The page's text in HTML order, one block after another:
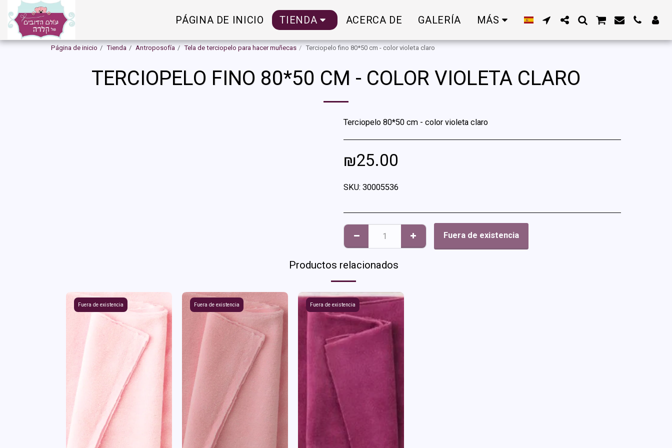
PÁGINA DE INICIO TIENDA ACERCA DE GALERÍA MÁS
Página de inicio Tienda Antroposofía Tela de terciopelo para hacer muñecas Terciopelo fino 80*50 cm - color violeta claro
TERCIOPELO FINO 80*50 CM - COLOR VIOLETA CLARO
Terciopelo 80*50 cm - color violeta claro
₪25.00
SKU: 30005536
Fuera de existencia
Productos relacionados
Fuera de existencia Fuera de existencia Fuera de existencia